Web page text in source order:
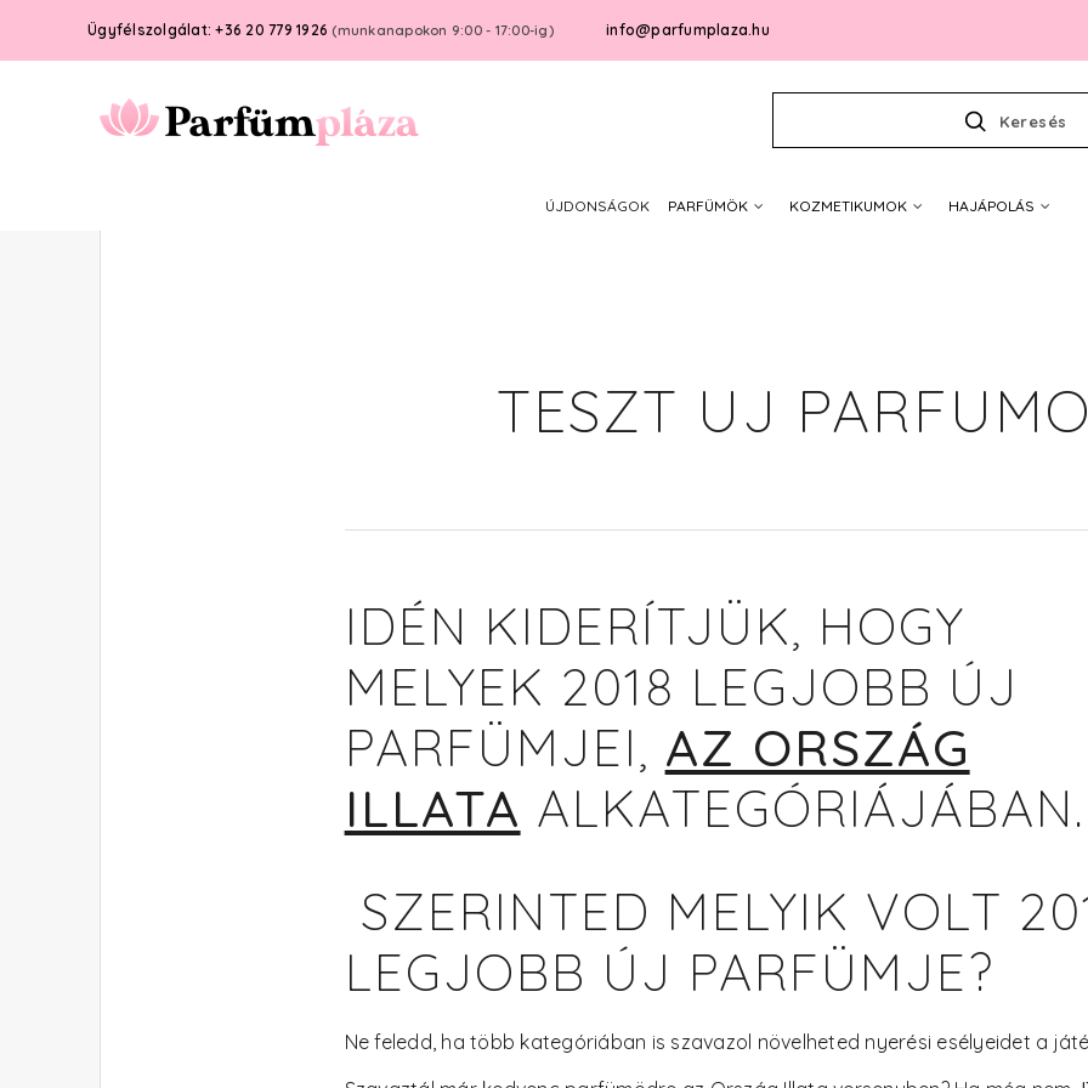
Ügyfélszolgálat: +36 20 779 1926 (munkanapokon 9:00 - 17:00-ig) info@parfumplaza.hu
Keresés
ÚJDONSÁGOK PARFÜMÖK KOZMETIKUMOK HAJÁPOLÁS
TESZT UJ
IDÉN KIDERÍTJÜK, HOGY
MELYEK 2018 LEGJOBB ÚJ
PARFÜMJEI, AZ ORSZÁG
ILLATA ALKATEGÓRIÁJÁBAN.
SZERINTED MELYIK VOLT
LEGJOBB ÚJ PARFÜMJE?
Ne feledd, ha több kategóriában is szavazol növelheted nyerési esélyeidet a